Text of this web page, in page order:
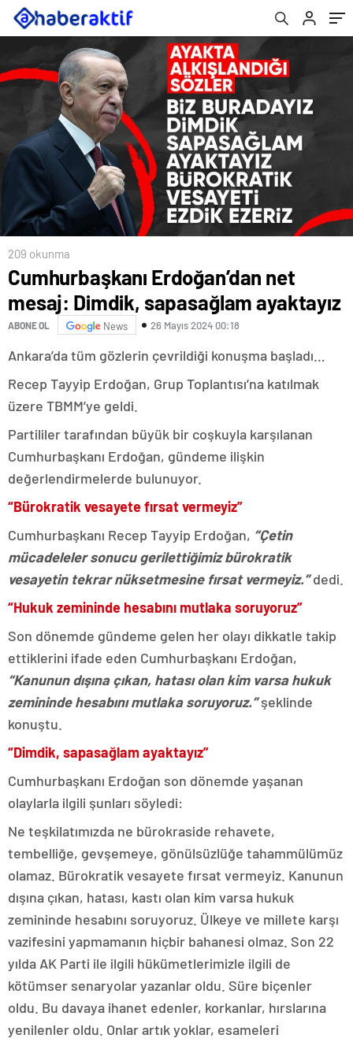
209 okunma
Cumhurbaşkanı Erdoğan’dan net
mesaj: Dimdik, sapasağlam ayaktayız
ABONE OL News 26 Mayıs 2024 00:18
Ankara’da tüm gözlerin çevrildiği konuşma başladı…
Recep Tayyip Erdoğan, Grup Toplantısı’na katılmak
üzere TBMM’ye geldi.
Partililer tarafından büyük bir coşkuyla karşılanan
Cumhurbaşkanı Erdoğan, gündeme ilişkin
değerlendirmelerde bulunuyor.
“Bürokratik vesayete fırsat vermeyiz”
Cumhurbaşkanı Recep Tayyip Erdoğan, “Çetin
mücadeleler sonucu gerilettiğimiz bürokratik
vesayetin tekrar nüksetmesine fırsat vermeyiz.”dedi.
“Hukuk zemininde hesabını mutlaka soruyoruz”
Son dönemde gündeme gelen her olayı dikkatle takip
ettiklerini ifade eden Cumhurbaşkanı Erdoğan,
“Kanunun dışına çıkan, hatası olan kim varsa hukuk
zemininde hesabını mutlaka soruyoruz.”şeklinde
konuştu.
“Dimdik, sapasağlam ayaktayız”
Cumhurbaşkanı Erdoğan son dönemde yaşanan
olaylarla ilgili şunları söyledi:
Ne teşkilatımızda ne bürokraside rehavete,
tembelliğe, gevşemeye, gönülsüzlüğe tahammülümüz
olamaz. Bürokratik vesayete fırsat vermeyiz. Kanunun
dışına çıkan, hatası, kastı olan kim varsa hukuk
zemininde hesabını soruyoruz. Ülkeye ve millete karşı
vazifesini yapmamanın hiçbir bahanesi olmaz. Son 22
yılda AK Parti ile ilgili hükümetlerimizle ilgili de
kötümser senaryolar yazanlar oldu. Süre biçenler
oldu. Bu davaya ihanet edenler, korkanlar, hırslarına
yenilenler oldu. Onlar artık yoklar, esameleri